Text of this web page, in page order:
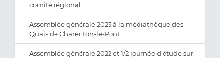
comité régional
Assemblée générale 2023 à la médiathèque des
Quais de Charenton-le-Pont
Assemblée générale 2022 et 1/2 journée d'étude sur